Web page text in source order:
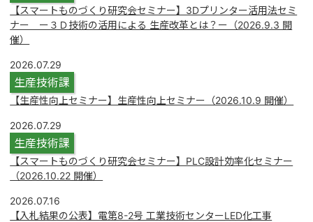
【スマートものづくり研究会セミナー】3Dプリンター活用法セミ
ナー ー３Ｄ技術の活用による 生産改革とは？ー（2026.9.3 開
催）
2026.07.29
生産技術課
【生産性向上セミナー】生産性向上セミナー（2026.10.9 開催）
2026.07.29
生産技術課
【スマートものづくり研究会セミナー】PLC設計効率化セミナー
（2026.10.22 開催）
2026.07.16
【入札結果の公表】電第8-2号 工業技術センターLED化工事